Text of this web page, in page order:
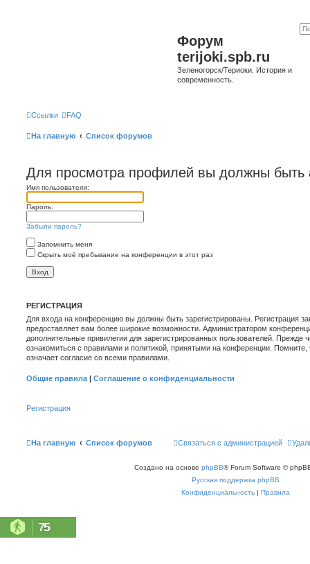
Форум
terijoki.spb.ru
Зеленогорск/Териоки. История и
современность.
Ссылки FAQ
На главную Список форумов
Для просмотра профилей вы должны быть
Имя пользователя:
Пароль:
Забыли пароль?
Запомнить меня
Скрыть моё пребывание на конференции в этот раз
РЕГИСТРАЦИЯ
Для входа на конференцию вы должны быть зарегистрированы. Регистрация
предоставляет вам более широкие возможности. Администратором
дополнительные привилегии для зарегистрированных пользователей. Прежде
ознакомиться с правилами и политикой, принятыми на конференции.
означает согласие со всеми правилами.
Общие правила | Соглашение о конфиденциальности
Регистрация
На главную Список форумов Связаться с администрацией
Создано на основе phpBB® Forum Software ©
Русская поддержка phpBB
Конфиденциальность | Правила
75